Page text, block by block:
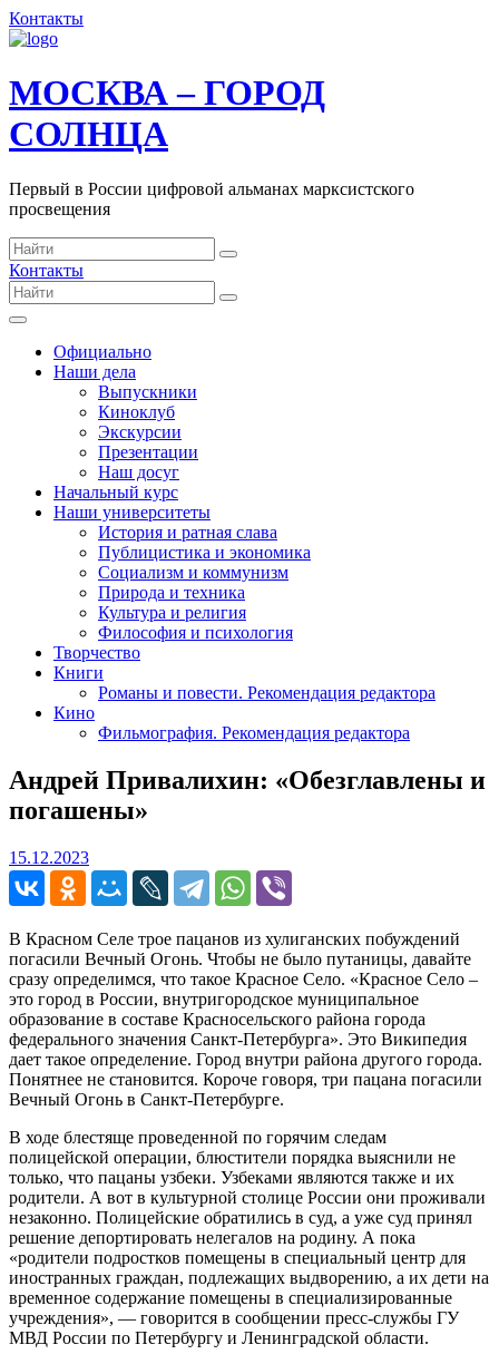
Контакты
МОСКВА – ГОРОД
СОЛНЦА
Первый в России цифровой альманах марксистского
просвещения
Контакты
Официально
Наши дела
Выпускники
Киноклуб
Экскурсии
Презентации
Наш досуг
Начальный курс
Наши университеты
История и ратная слава
Публицистика и экономика
Социализм и коммунизм
Природа и техника
Культура и религия
Философия и психология
Творчество
Книги
Романы и повести. Рекомендация редактора
Кино
Фильмография. Рекомендация редактора
Андрей Привалихин: «Обезглавлены и
погашены»
15.12.202315.12.2023
В Красном Селе трое пацанов из хулиганских побуждений
погасили Вечный Огонь. Чтобы не было путаницы, давайте
сразу определимся, что такое Красное Село. «Красное Село –
это город в России, внутригородское муниципальное
образование в составе Красносельского района города
федерального значения Санкт-Петербурга». Это Википедия
дает такое определение. Город внутри района другого города.
Понятнее не становится. Короче говоря, три пацана погасили
Вечный Огонь в Санкт-Петербурге.
В ходе блестяще проведенной по горячим следам
полицейской операции, блюстители порядка выяснили не
только, что пацаны узбеки. Узбеками являются также и их
родители. А вот в культурной столице России они проживали
незаконно. Полицейские обратились в суд, а уже суд принял
решение депортировать нелегалов на родину. А пока
«родители подростков помещены в специальный центр для
иностранных граждан, подлежащих выдворению, а их дети на
временное содержание помещены в специализированные
учреждения», — говорится в сообщении пресс-службы ГУ
МВД России по Петербургу и Ленинградской области.